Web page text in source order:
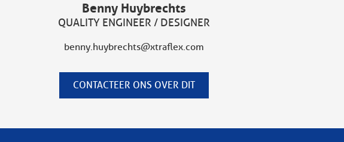
Benny Huybrechts
QUALITY ENGINEER / DESIGNER
benny.huybrechts@xtraflex.com
CONTACTEER ONS OVER DIT